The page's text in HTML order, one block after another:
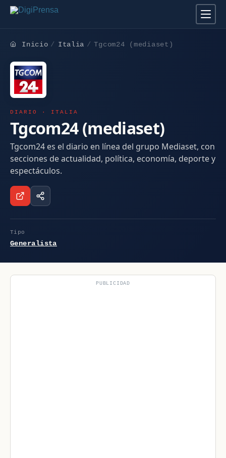
Inicio Italia Tgcom24 (mediaset)
DIARIO · ITALIA
Tgcom24 (mediaset)
Tgcom24 es el diario en línea del grupo Mediaset, con
secciones de actualidad, política, economía, deporte y
espectáculos.
Tipo
Generalista
PUBLICIDAD